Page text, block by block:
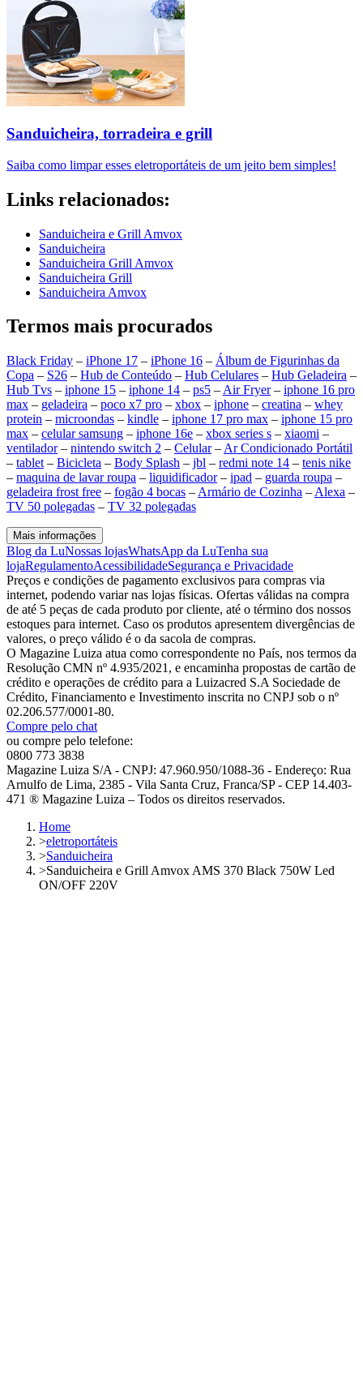
Sanduicheira, torradeira e grill
Saiba como limpar esses eletroportáteis de um jeito bem simples!
Links relacionados:
Sanduicheira e Grill Amvox
Sanduicheira
Sanduicheira Grill Amvox
Sanduicheira Grill
Sanduicheira Amvox
Termos mais procurados
Black Friday – iPhone 17 – iPhone 16 – Álbum de Figurinhas da
Copa – S26 – Hub de Conteúdo – Hub Celulares – Hub Geladeira –
Hub Tvs – iphone 15 – iphone 14 – ps5 – Air Fryer– iphone 16 pro
max – geladeira – poco x7 pro – xbox – iphone – creatina – whey
protein – microondas – kindle – iphone 17 pro max – iphone 15 pro
max – celular samsung – iphone 16e – xbox series s – xiaomi –
ventilador– nintendo switch 2 – Celular– Ar Condicionado Portátil
– tablet – Bicicleta – Body Splash – jbl – redmi note 14 – tenis nike
– maquina de lavar roupa – liquidificador– ipad – guarda roupa –
geladeira frost free – fogão 4 bocas – Armário de Cozinha – Alexa –
TV 50 polegadas – TV 32 polegadas
Mais informações
Blog da LuNossas lojasWhatsApp da LuTenha sua
lojaRegulamentoAcessibilidadeSegurança e Privacidade
Preços e condições de pagamento exclusivos para compras via
internet, podendo variar nas lojas físicas. Ofertas válidas na compra
de até 5 peças de cada produto por cliente, até o término dos nossos
estoques para internet. Caso os produtos apresentem divergências de
valores, o preço válido é o da sacola de compras.
O Magazine Luiza atua como correspondente no País, nos termos da
Resolução CMN nº 4.935/2021, e encaminha propostas de cartão de
crédito e operações de crédito para a Luizacred S.A Sociedade de
Crédito, Financiamento e Investimento inscrita no CNPJ sob o nº
02.206.577/0001-80.
Compre pelo chat
ou compre pelo telefone:
0800 773 3838
Magazine Luiza S/A - CNPJ: 47.960.950/1088-36 - Endereço: Rua
Arnulfo de Lima, 2385 - Vila Santa Cruz, Franca/SP - CEP 14.403-
471 ® Magazine Luiza – Todos os direitos reservados.
Home
>eletroportáteis
>Sanduicheira
>Sanduicheira e Grill Amvox AMS 370 Black 750W Led
ON/OFF 220V